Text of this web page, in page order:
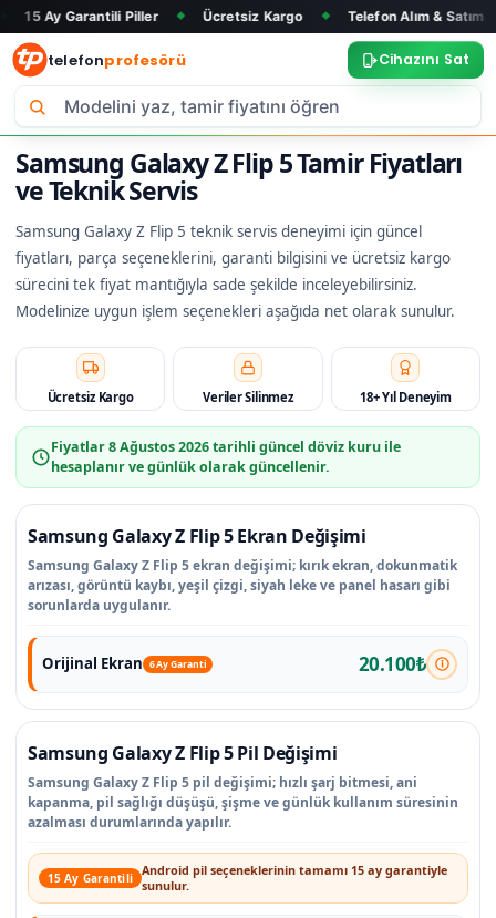
Piller ◆ Ücretsiz Kargo ◆ Telefon Alım & Satım ◆ Tüm
telefonprofesörü Cihazını Sat
Samsung Galaxy Z Flip 5 Tamir Fiyatları
ve Teknik Servis
Samsung Galaxy Z Flip 5 teknik servis deneyimi için güncel
fiyatları, parça seçeneklerini, garanti bilgisini ve ücretsiz kargo
sürecini tek fiyat mantığıyla sade şekilde inceleyebilirsiniz.
Modelinize uygun işlem seçenekleri aşağıda net olarak sunulur.
Ücretsiz Kargo Veriler Silinmez 18+ Yıl Deneyim
Fiyatlar8 Ağustos 2026tarihli güncel döviz kuru ile
hesaplanır ve günlük olarak güncellenir.
Samsung Galaxy Z Flip 5 Ekran Değişimi
Samsung Galaxy Z Flip 5 ekran değişimi; kırık ekran, dokunmatik
arızası, görüntü kaybı, yeşil çizgi, siyah leke ve panel hasarı gibi
sorunlarda uygulanır.
Orijinal Ekran 6 Ay Garanti 20.100₺
Samsung Galaxy Z Flip 5 Pil Değişimi
Samsung Galaxy Z Flip 5 pil değişimi; hızlı şarj bitmesi, ani
kapanma, pil sağlığı düşüşü, şişme ve günlük kullanım süresinin
azalması durumlarında yapılır.
15 Ay Garantili Android pil seçeneklerinin tamamı 15 ay garantiyle
sunulur.